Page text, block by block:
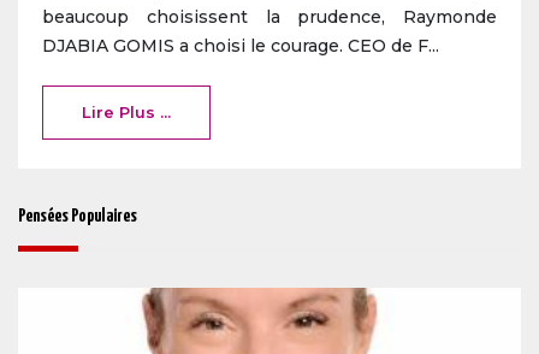
beaucoup choisissent la prudence, Raymonde
DJABIA GOMIS a choisi le courage. CEO de F...
Lire Plus ...
Pensées Populaires